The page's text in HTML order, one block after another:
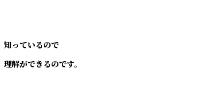
知っているので
理解ができるのです。